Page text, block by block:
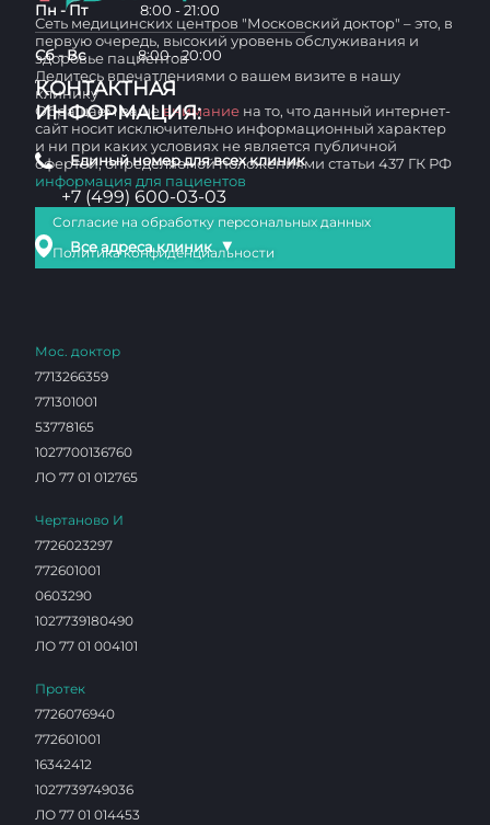
Пн - Пт 8:00 - 21:00
Сб - Вс 8:00 - 20:00
КОНТАКТНАЯ
ИНФОРМАЦИЯ:
Единый номер для всех клиник
+7 (499) 600-03-03
Все адреса клиник ▼
Сеть медицинских центров "Московский доктор" – это, в
первую очередь, высокий уровень обслуживания и
здоровье пациентов
Делитесь впечатлениями о вашем визите в нашу
клинику
Обращаем вашевнимание на то, что данный интернет-
сайт носит исключительно информационный характер
и ни при каких условиях не является публичной
офертой, определяемой положениями статьи 437 ГК РФ
информация для пациентов
Согласие на обработку персональных данных
Политика конфиденциальности
Мос. доктор
7713266359
771301001
53778165
1027700136760
ЛО 77 01 012765
Чертаново И
7726023297
772601001
0603290
1027739180490
ЛО 77 01 004101
Протек
7726076940
772601001
16342412
1027739749036
ЛО 77 01 014453